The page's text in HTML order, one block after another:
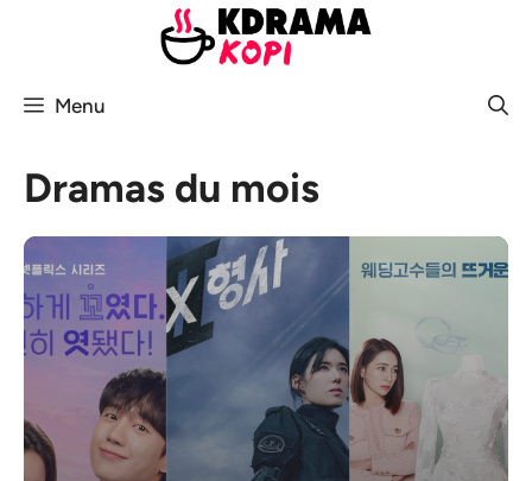
Menu
Dramas du mois